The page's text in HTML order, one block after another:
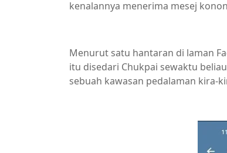
kenalannya menerima mesej
Menurut satu hantaran di laman
itu disedari Chukpai sewaktu
sebuah kawasan pedalaman kira-